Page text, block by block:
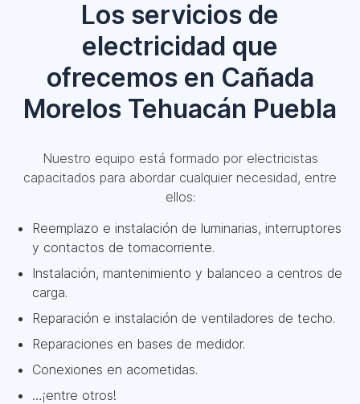
Los servicios de
electricidad que
ofrecemos en Cañada
Morelos Tehuacán Puebla
Nuestro equipo está formado por electricistas
capacitados para abordar cualquier necesidad, entre
ellos:
Reemplazo e instalación de luminarias, interruptores
y contactos de tomacorriente.
Instalación, mantenimiento y balanceo a centros de
carga.
Reparación e instalación de ventiladores de techo.
Reparaciones en bases de medidor.
Conexiones en acometidas.
…¡entre otros!